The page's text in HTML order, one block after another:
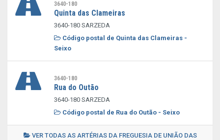
3640-180
Quinta das Clameiras
3640-180 SARZEDA
Código postal de Quinta das Clameiras -
Seixo
3640-180
Rua do Outão
3640-180 SARZEDA
Código postal de Rua do Outão - Seixo
VER TODAS AS ARTÉRIAS DA FREGUESIA DE UNIÃO DAS